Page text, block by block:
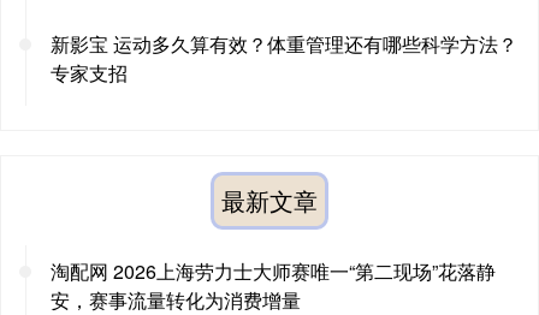
新影宝 运动多久算有效？体重管理还有哪些科学方法？
专家支招
最新文章
淘配网 2026上海劳力士大师赛唯一“第二现场”花落静
安，赛事流量转化为消费增量